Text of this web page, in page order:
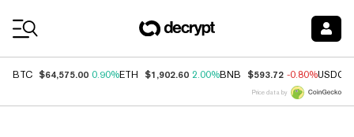
BTC $64,575.00 0.90%ETH $1,902.60 2.00%BNB $593.72 -0.80%USDC
Price data by